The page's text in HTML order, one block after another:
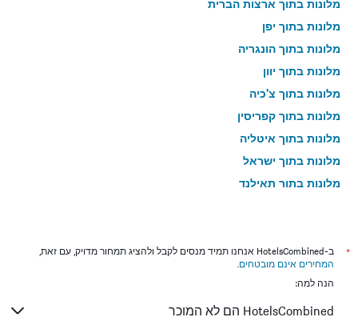
מלונות בתוך ארצות הברית
מלונות בתוך יפן
מלונות בתוך הונגריה
מלונות בתוך יוון
מלונות בתוך צ'כיה
מלונות בתוך קפריסין
מלונות בתוך איטליה
מלונות בתוך ישראל
מלונות בתוך תאילנד
*
ב-HotelsCombined אנחנו תמיד מנסים לקבל ולהציג תמחור מדויק, עם זאת,
המחירים אינם מובטחים.
הנה למה:
HotelsCombined הם לא המוכר